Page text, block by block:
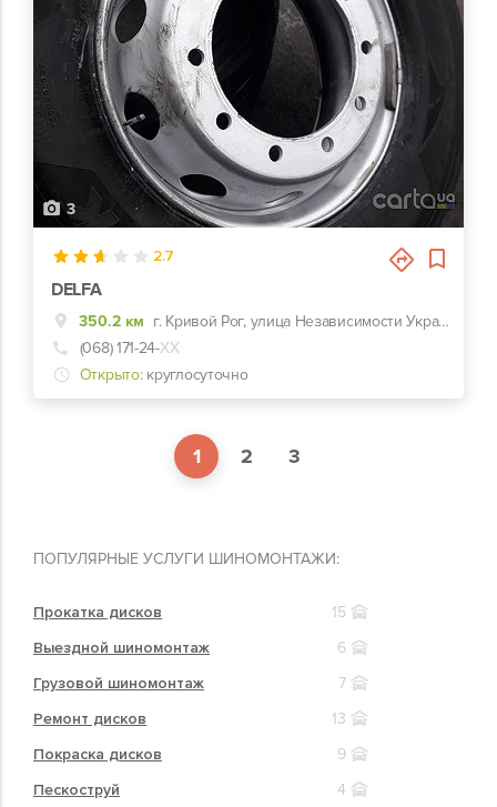
3
2.7
DELFA
350.2 км
г. Кривой Рог, улица Независимости Украины, 12б
(068) 171-24-ХХ
Открыто: круглосуточно
1 2 3
ПОПУЛЯРНЫЕ УСЛУГИ ШИНОМОНТАЖИ:
Прокатка дисков
15
Выездной шиномонтаж
6
Грузовой шиномонтаж
7
Ремонт дисков
13
Покраска дисков
9
Пескоструй
4